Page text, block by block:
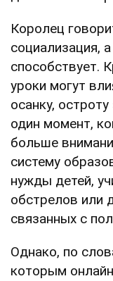
Королец
социализация,
способствует.
уроки могут
осанку,
один момент,
больше
систему
нужды детей,
обстрелов или
связанных с
Однако, по
которым